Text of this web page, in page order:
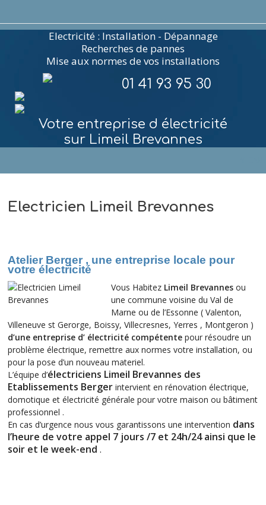
Electricité : Installation - Dépannage
Recherches de pannes
Mise aux normes de vos installations
01 41 93 95 30
Votre entreprise d électricité
sur Limeil Brevannes
Electricien Limeil Brevannes
Atelier Berger , une entreprise locale pour
votre électricité
Vous Habitez Limeil Brevannes ou
une commune voisine du Val de
Marne ou de l’Essonne ( Valenton,
Villeneuve st Gerorge, Boissy, Villecresnes, Yerres , Montgeron )
d’une entreprise d’ électricité compétente pour résoudre un
problème électrique, remettre aux normes votre installation, ou
pour la pose d’un nouveau materiel.
L’équipe d’électriciens Limeil Brevannes des
Etablissements Berger intervient en rénovation électrique,
domotique et électricité générale pour votre maison ou bâtiment
professionnel .
En cas d’urgence nous vous garantissons une intervention dans
l’heure de votre appel 7 jours /7 et 24h/24 ainsi que le
soir et le week-end .